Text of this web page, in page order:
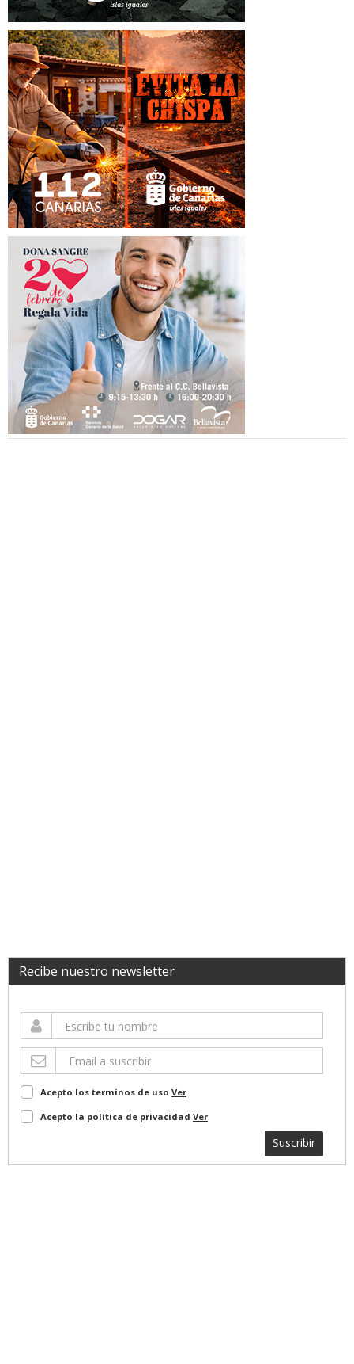
Recibe nuestro newsletter
Acepto los terminos de uso Ver
Acepto la política de privacidad Ver
Suscribir